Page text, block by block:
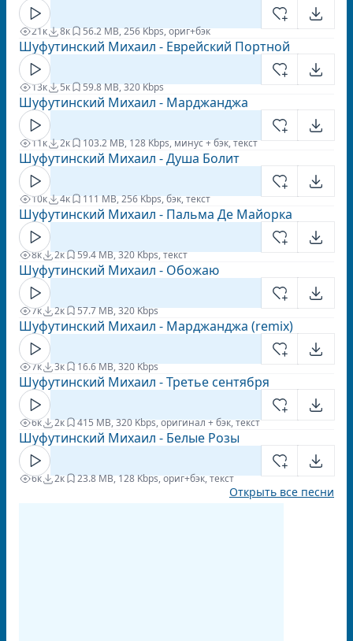
21к 8к 56.2 MB, 256 Kbps, ориг+бэк
Шуфутинский Михаил - Еврейский Портной
13к 5к 59.8 MB, 320 Kbps
Шуфутинский Михаил - Марджанджа
11к 2к 103.2 MB, 128 Kbps, минус + бэк, текст
Шуфутинский Михаил - Душа Болит
10к 4к 111 MB, 256 Kbps, бэк, текст
Шуфутинский Михаил - Пальма Де Майорка
8к 2к 59.4 MB, 320 Kbps, текст
Шуфутинский Михаил - Обожаю
7к 2к 57.7 MB, 320 Kbps
Шуфутинский Михаил - Марджанджа (remix)
7к 3к 16.6 MB, 320 Kbps
Шуфутинский Михаил - Третье сентября
6к 2к 415 MB, 320 Kbps, оригинал + бэк, текст
Шуфутинский Михаил - Белые Розы
6к 2к 23.8 MB, 128 Kbps, ориг+бэк, текст
Открыть все песни